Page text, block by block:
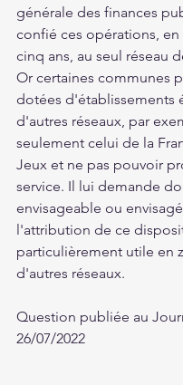
générale des finances
confié ces opérations, en
cinq ans, au seul réseau
Or certaines communes
dotées d'établissements
d'autres réseaux, par
seulement celui de la
Jeux et ne pas pouvoir
service. Il lui demande
envisageable ou
l'attribution de ce
particulièrement utile en
d'autres réseaux.
Question publiée au
26/07/2022